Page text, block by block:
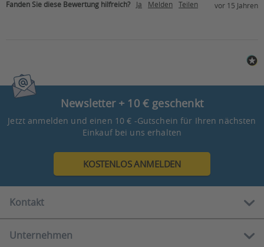
Fanden Sie diese Bewertung hilfreich? Ja Melden Teilen vor 15 Jahren
Newsletter + 10 € geschenkt
Jetzt anmelden und einen 10 € -Gutschein für Ihren nächsten
Einkauf bei uns erhalten
KOSTENLOS ANMELDEN
Kontakt
Kostenlose Hotline:
Unternehmen